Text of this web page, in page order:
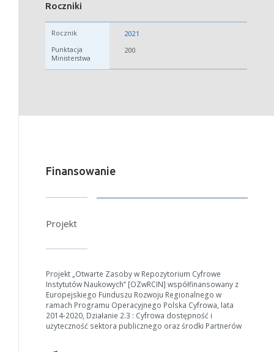
W zależności od ilości danych do przetworzenia generowanie pliku
może się wydłużyć.
Jeśli generowanie trwa zbyt długo można ograniczyć dane np.
zmniejszając zakres lat.
Roczniki
2021
200
Finansowanie
Projekt
Projekt „Otwarte Zasoby w Repozytorium Cyfrowe
Instytutów Naukowych” [OZwRCIN] współfinansowany z
Europejskiego Funduszu Rozwoju Regionalnego w
ramach Programu Operacyjnego Polska Cyfrowa, lata
2014-2020, Działanie 2.3 : Cyfrowa dostępność i
użyteczność sektora publicznego oraz środki Partnerów